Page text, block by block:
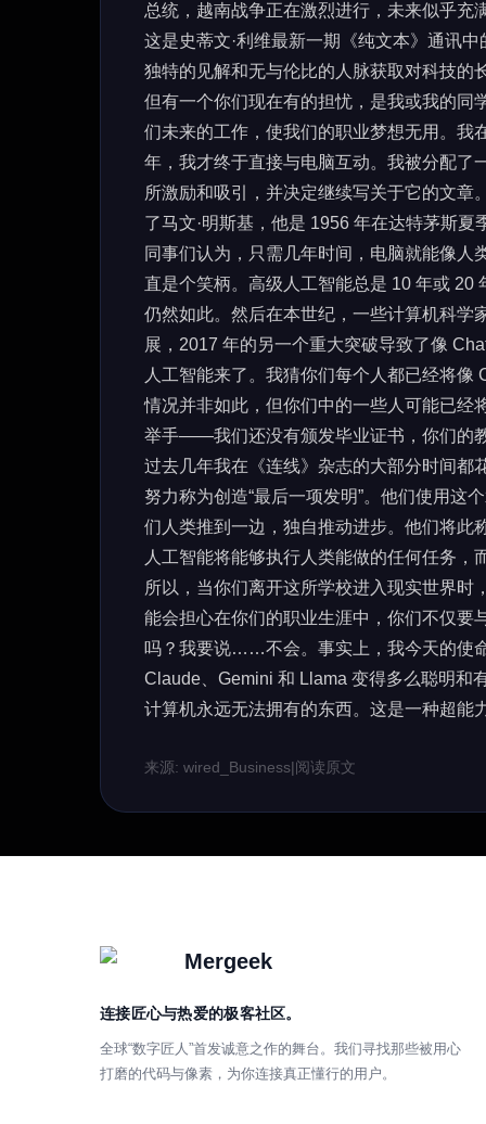
总统，越南战争正在激烈进行，未来似乎充
这是史蒂文·利维最新一期《纯文本》通讯
独特的见解和无与伦比的人脉获取对科技的
但有一个你们现在有的担忧，是我或我的同
们未来的工作，使我们的职业梦想无用。我
年，我才终于直接与电脑互动。我被分配了
所激励和吸引，并决定继续写关于它的文
了马文·明斯基，他是 1956 年在达特茅斯
同事们认为，只需几年时间，电脑就能像
直是个笑柄。高级人工智能总是 10 年或 20
仍然如此。然后在本世纪，一些计算机科学
展，2017 年的另一个重大突破导致了像
人工智能来了。我猜你们每个人都已经将
情况并非如此，但你们中的一些人可能已经
举手——我们还没有颁发毕业证书，你们的
过去几年我在《连线》杂志的大部分时间都
努力称为创造“最后一项发明”。他们使用这
们人类推到一边，独自推动进步。他们将此
人工智能将能够执行人类能做的任何任务，
所以，当你们离开这所学校进入现实世界
能会担心在你们的职业生涯中，你们不仅要
吗？我要说……不会。事实上，我今天的使
Claude、Gemini 和 Llama 变得多么聪明和
计算机永远无法拥有的东西。这是一种超能
来源: wired_Business|阅读原文
Mergeek
连接匠心与热爱的极客社区。
全球“数字匠人”首发诚意之作的舞台。我们寻找那些被用心
打磨的代码与像素，为你连接真正懂行的用户。